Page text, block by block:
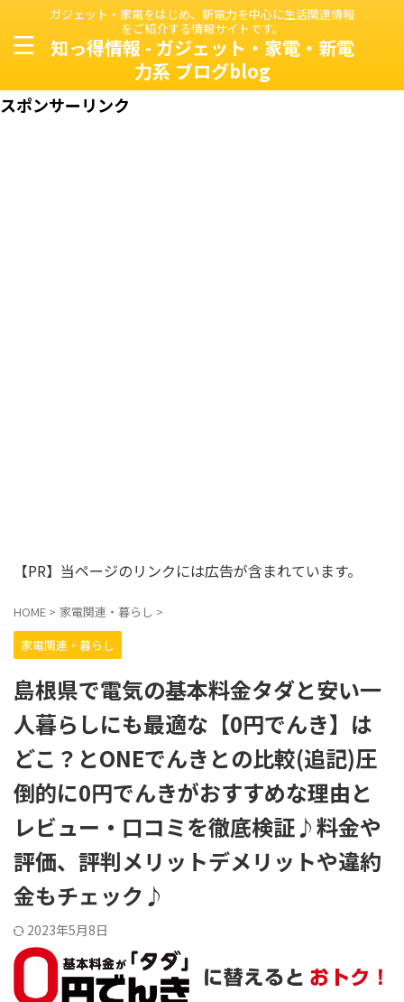
ガジェット・家電をはじめ、新電力を中心に生活関連情報
をご紹介する情報サイトです。
知っ得情報 - ガジェット・家電・新電
力系 ブログblog
スポンサーリンク
【PR】当ページのリンクには広告が含まれています。
HOME > 家電関連・暮らし >
家電関連・暮らし
島根県で電気の基本料金タダと安い一
人暮らしにも最適な【0円でんき】は
どこ？とONEでんきとの比較(追記)圧
倒的に0円でんきがおすすめな理由と
レビュー・口コミを徹底検証♪料金や
評価、評判メリットデメリットや違約
金もチェック♪
2023年5月8日